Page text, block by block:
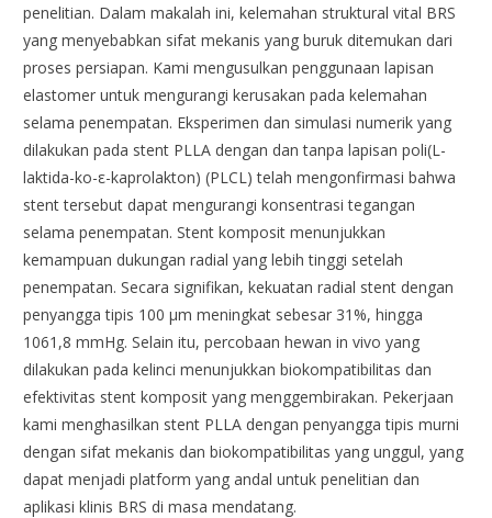
penelitian. Dalam makalah ini, kelemahan struktural vital BRS
yang menyebabkan sifat mekanis yang buruk ditemukan dari
proses persiapan. Kami mengusulkan penggunaan lapisan
elastomer untuk mengurangi kerusakan pada kelemahan
selama penempatan. Eksperimen dan simulasi numerik yang
dilakukan pada stent PLLA dengan dan tanpa lapisan poli(L-
laktida-ko-ε-kaprolakton) (PLCL) telah mengonfirmasi bahwa
stent tersebut dapat mengurangi konsentrasi tegangan
selama penempatan. Stent komposit menunjukkan
kemampuan dukungan radial yang lebih tinggi setelah
penempatan. Secara signifikan, kekuatan radial stent dengan
penyangga tipis 100 μm meningkat sebesar 31%, hingga
1061,8 mmHg. Selain itu, percobaan hewan in vivo yang
dilakukan pada kelinci menunjukkan biokompatibilitas dan
efektivitas stent komposit yang menggembirakan. Pekerjaan
kami menghasilkan stent PLLA dengan penyangga tipis murni
dengan sifat mekanis dan biokompatibilitas yang unggul, yang
dapat menjadi platform yang andal untuk penelitian dan
aplikasi klinis BRS di masa mendatang.